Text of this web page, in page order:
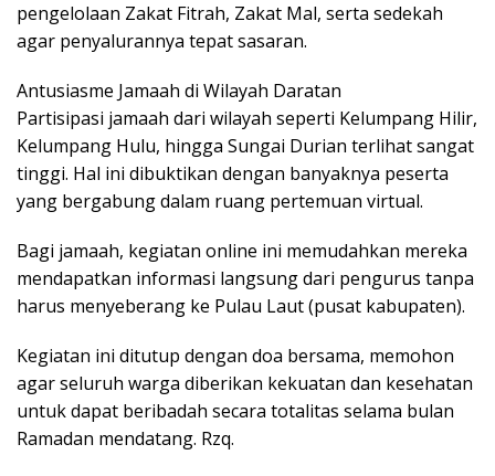
pengelolaan Zakat Fitrah, Zakat Mal, serta sedekah
agar penyalurannya tepat sasaran.
​Antusiasme Jamaah di Wilayah Daratan
​Partisipasi jamaah dari wilayah seperti Kelumpang Hilir,
Kelumpang Hulu, hingga Sungai Durian terlihat sangat
tinggi. Hal ini dibuktikan dengan banyaknya peserta
yang bergabung dalam ruang pertemuan virtual.
Bagi jamaah, kegiatan online ini memudahkan mereka
mendapatkan informasi langsung dari pengurus tanpa
harus menyeberang ke Pulau Laut (pusat kabupaten).
​Kegiatan ini ditutup dengan doa bersama, memohon
agar seluruh warga diberikan kekuatan dan kesehatan
untuk dapat beribadah secara totalitas selama bulan
Ramadan mendatang. Rzq.